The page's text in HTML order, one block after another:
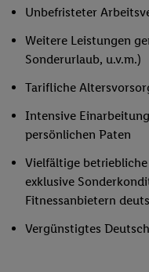
Unbefristeter
Weitere Leistungen
Sonderurlaub, u.v.m.)
Tarifliche
Intensive
persönlichen Paten
Vielfältige
exklusive
Fitnessanbietern
Vergünstigtes